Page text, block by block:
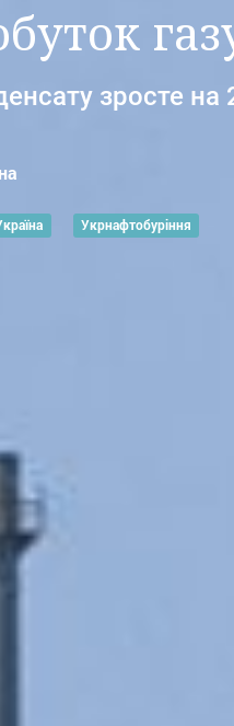
зросте на
Укрнафтобуріння